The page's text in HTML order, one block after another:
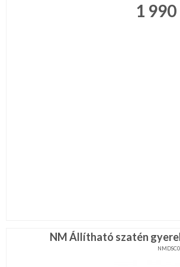
1 990
NM Állítható szatén